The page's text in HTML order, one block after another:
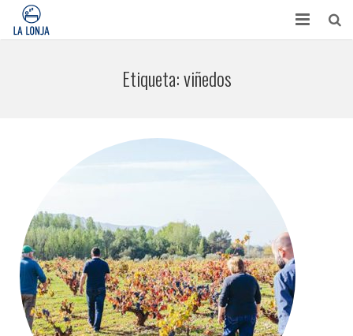
APARTAMENTOS
Etiqueta:viñedos